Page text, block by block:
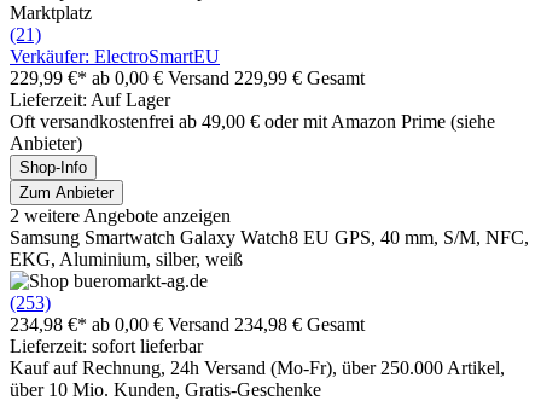
Marktplatz
(21)
Verkäufer: ElectroSmartEU
229,99 €* ab 0,00 € Versand 229,99 € Gesamt
Lieferzeit: Auf Lager
Oft versandkostenfrei ab 49,00 € oder mit Amazon Prime (siehe
Anbieter)
Shop-Info
Zum Anbieter
2 weitere Angebote anzeigen
Samsung Smartwatch Galaxy Watch8 EU GPS, 40 mm, S/M, NFC,
EKG, Aluminium, silber, weiß
(253)
234,98 €* ab 0,00 € Versand 234,98 € Gesamt
Lieferzeit: sofort lieferbar
Kauf auf Rechnung, 24h Versand (Mo-Fr), über 250.000 Artikel,
über 10 Mio. Kunden, Gratis-Geschenke